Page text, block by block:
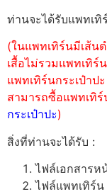
ท่านจะได้รับแพทเทิ
(ในแพทเทิร์นมีเส้น
เสื้อไม่รวมแพทเทิร์
แพทเทิร์นกระเป๋าป
สามารถซื้อแพทเทิร์
กระเป๋าปะ)
สิ่งที่ท่านจะได้รับ :
ไฟล์เอกสารห
ไฟล์แพทเทิร์